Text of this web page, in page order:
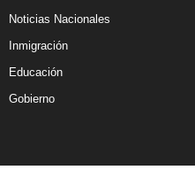
Noticias Nacionales
Inmigración
Educación
Gobierno